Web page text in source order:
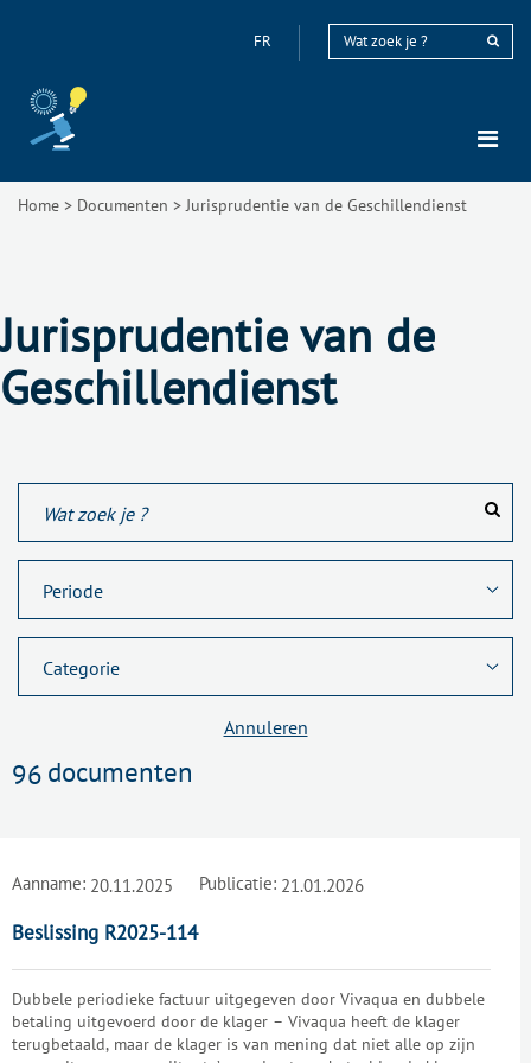
FR
Home > Documenten > Jurisprudentie van de Geschillendienst
Jurisprudentie van de
Geschillendienst
Annuleren
96 documenten
Aanname: 20.11.2025 Publicatie: 21.01.2026
Beslissing R2025-114
Dubbele periodieke factuur uitgegeven door Vivaqua en dubbele
betaling uitgevoerd door de klager – Vivaqua heeft de klager
terugbetaald, maar de klager is van mening dat niet alle op zijn